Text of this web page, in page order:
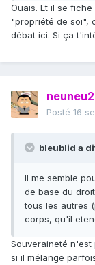
Ouais. Et il se
"propriété de soi",
débat ici. Si ça
Posté 16
bleublid a
Il me semble
de base du
tous les autres
corps, qu'il
Souveraineté n'est
si il mélange